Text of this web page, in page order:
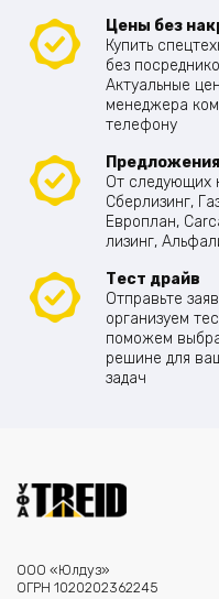
Цены без
Купить
без
Актуальные
менеджера
телефону
Предложения
От следующих
Сберлизинг,
Европлан,
лизинг,
Тест драйв
Отправьте
организуем
поможем
решине для
задач
ООО «Юлдуз»
ОГРН 1020202362245